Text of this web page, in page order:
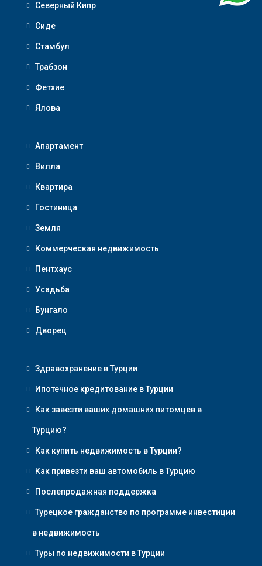
Северный Кипр
Сиде
Стамбул
Трабзон
Фетхие
Ялова
Апартамент
Вилла
Квартира
Гостиница
Земля
Коммерческая недвижимость
Пентхаус
Усадьба
Бунгало
Дворец
Здравохранение в Турции
Ипотечное кредитование в Турции
Как завезти ваших домашних питомцев в
Турцию?
Как купить недвижимость в Турции?
Как привезти ваш автомобиль в Турцию
Послепродажная поддержка
Турецкое гражданство по программе инвестиции
в недвижимость
Туры по недвижимости в Турции